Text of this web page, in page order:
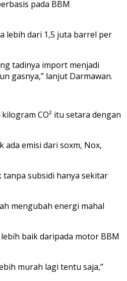
pada BBM
lebih dari 1,5 juta barrel per
tadinya import menjadi
gasnya,” lanjut Darmawan.
CO² itu setara dengan
emisi dari soxm, Nox,
subsidi hanya sekitar
mengubah energi mahal
baik daripada motor BBM
murah lagi tentu saja,”